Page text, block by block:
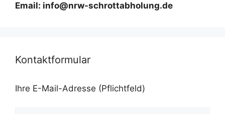
Email: info@nrw-schrottabholung.de
Kontaktformular
Ihre E-Mail-Adresse (Pflichtfeld)